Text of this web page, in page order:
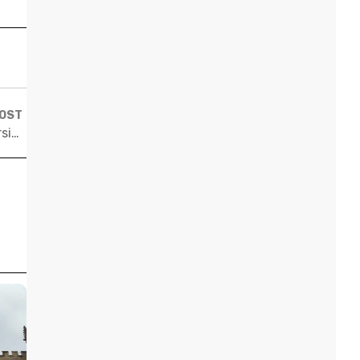
Estudar em Boston – o epicentro das melhores universidades do mundo